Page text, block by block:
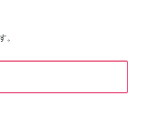
。